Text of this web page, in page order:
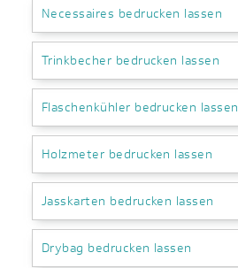
Necessaires bedrucken lassen
Trinkbecher bedrucken lassen
Flaschenkühler bedrucken lassen
Holzmeter bedrucken lassen
Jasskarten bedrucken lassen
Drybag bedrucken lassen